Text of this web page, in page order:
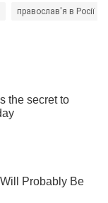
православ'я в Росії